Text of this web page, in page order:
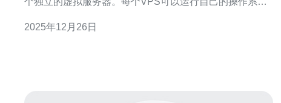
户。 2. 美国VPS的优势 美国VPS在全球范围内被广泛使
2025年12月26日